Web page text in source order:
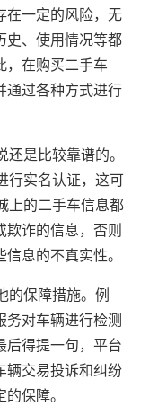
在一定的风险，无
史、使用情况等都
，在购买二手车
通过各种方式进行
是比较靠谱的。
行实名认证，这可
上的二手车信息都
欺诈的信息，否则
息的不真实性。
的保障措施。例
务对车辆进行检测
后得提一句，平台
辆交易投诉和纠纷
保障。